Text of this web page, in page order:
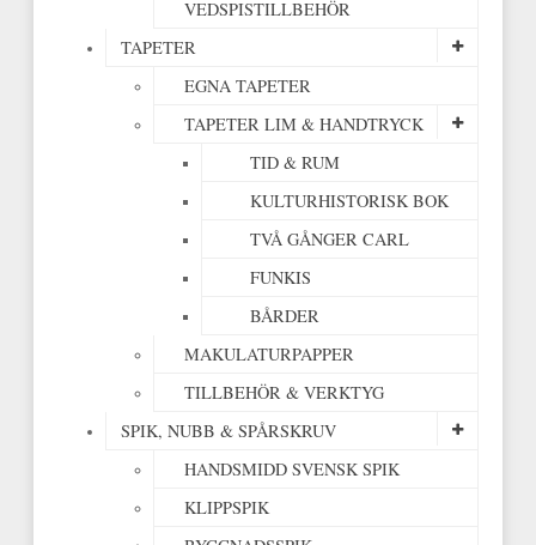
VEDSPISTILLBEHÖR
TAPETER
EGNA TAPETER
TAPETER LIM & HANDTRYCK
TID & RUM
KULTURHISTORISK BOK
TVÅ GÅNGER CARL
FUNKIS
BÅRDER
MAKULATURPAPPER
TILLBEHÖR & VERKTYG
SPIK, NUBB & SPÅRSKRUV
HANDSMIDD SVENSK SPIK
KLIPPSPIK